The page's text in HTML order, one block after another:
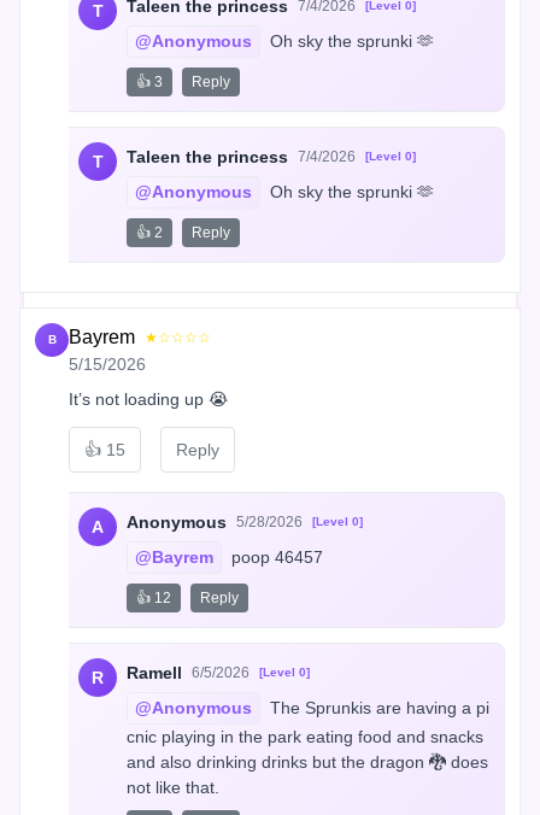
T Taleen the princess 7/4/2026 [Level 0]
@Anonymous Oh sky the sprunki 🫶
👍 3 Reply
T Taleen the princess 7/4/2026 [Level 0]
@Anonymous Oh sky the sprunki 🫶
👍 2 Reply
B Bayrem ★☆☆☆☆
5/15/2026
It’s not loading up 😭
👍 15 Reply
A Anonymous 5/28/2026 [Level 0]
@Bayrem poop 46457
👍 12 Reply
R Ramell 6/5/2026 [Level 0]
@Anonymous
The Sprunkis are having a pi
cnic playing in the park eating food and snacks
and also drinking drinks but the dragon 🐉 does
not like that.